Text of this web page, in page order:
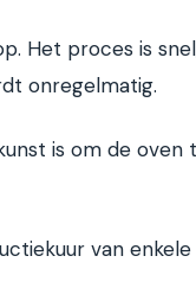
Het proces is
onregelmatig.
is om de oven
van